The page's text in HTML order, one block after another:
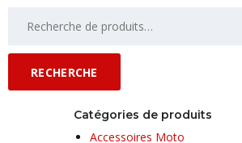
RECHERCHE
Catégories de produits
Accessoires Moto